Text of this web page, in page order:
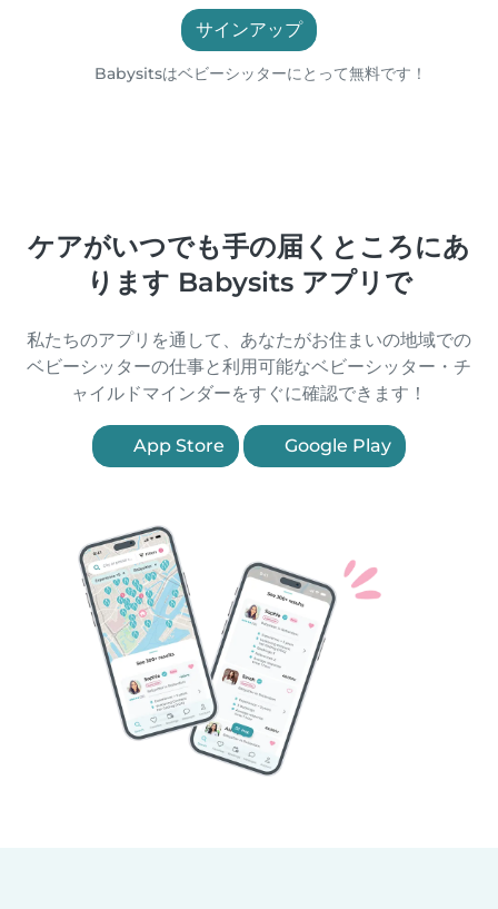
サインアップ
Babysitsはベビーシッターにとって無料です！
ケアがいつでも手の届くところにあ
ります Babysits アプリで
私たちのアプリを通して、あなたがお住まいの地域での
ベビーシッターの仕事と利用可能なベビーシッター・チ
ャイルドマインダーをすぐに確認できます！
App Store Google Play